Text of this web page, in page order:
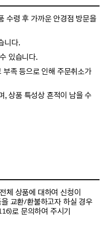
수령 후 가까운 안경점 방문을
니다.
있습니다.
부족 등으로 인해 주문취소가
, 상품 특성상 흔적이 남을 수
체 상품에 대하여 신청이
교환/환불하고자 하실 경우
로 문의하여 주시기